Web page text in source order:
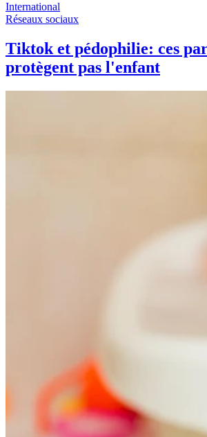
International
Réseaux sociaux
Tiktok et pédophilie: ces
protègent pas l'enfant